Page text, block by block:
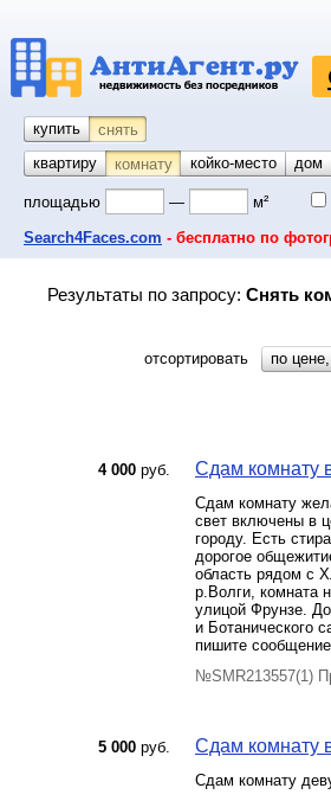
купить снять
квартиру
комнату койко-место дом
площадью — м²
Search4Faces.com - бесплатно по
Результаты по запросу: Снять
отсортировать по
4 000 руб. Сдам комнату
Сдам комнату
свет включены в
городу. Есть
дорогое
область рядом с
р.Волги, комната
улицой Фрунзе.
и Ботанического
пишите
№SMR213557(1)
5 000 руб. Сдам комнату
Сдам комнату